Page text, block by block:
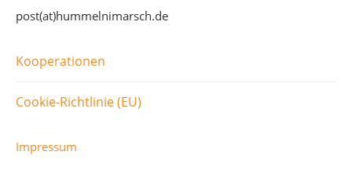
post(at)hummelnimarsch.de
Kooperationen
Cookie-Richtlinie (EU)
Impressum